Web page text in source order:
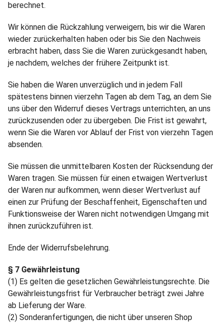
berechnet.
Wir können die Rückzahlung verweigern, bis wir die Waren
wieder zurückerhalten haben oder bis Sie den Nachweis
erbracht haben, dass Sie die Waren zurückgesandt haben,
je nachdem, welches der frühere Zeitpunkt ist.
Sie haben die Waren unverzüglich und in jedem Fall
spätestens binnen vierzehn Tagen ab dem Tag, an dem Sie
uns über den Widerruf dieses Vertrags unterrichten, an uns
zurückzusenden oder zu übergeben. Die Frist ist gewahrt,
wenn Sie die Waren vor Ablauf der Frist von vierzehn Tagen
absenden.
Sie müssen die unmittelbaren Kosten der Rücksendung der
Waren tragen. Sie müssen für einen etwaigen Wertverlust
der Waren nur aufkommen, wenn dieser Wertverlust auf
einen zur Prüfung der Beschaffenheit, Eigenschaften und
Funktionsweise der Waren nicht notwendigen Umgang mit
ihnen zurückzuführen ist.
Ende der Widerrufsbelehrung.
§ 7 Gewährleistung
(1) Es gelten die gesetzlichen Gewährleistungsrechte. Die
Gewährleistungsfrist für Verbraucher beträgt zwei Jahre
ab Lieferung der Ware.
(2) Sonderanfertigungen, die nicht über unseren Shop